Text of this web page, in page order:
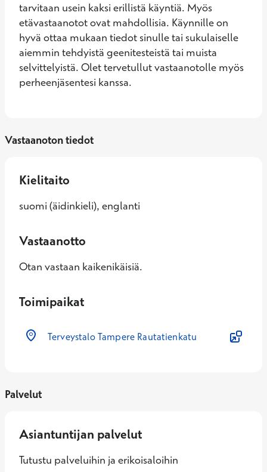
tarvitaan usein kaksi erillistä käyntiä. Myös
etävastaanotot ovat mahdollisia. Käynnille on
hyvä ottaa mukaan tiedot sinulle tai sukulaiselle
aiemmin tehdyistä geenitesteistä tai muista
selvittelyistä. Olet tervetullut vastaanotolle myös
perheenjäsentesi kanssa.
Vastaanoton tiedot
Kielitaito
suomi (äidinkieli), englanti
Vastaanotto
Otan vastaan kaikenikäisiä.
Toimipaikat
Terveystalo Tampere Rautatienkatu
Palvelut
Asiantuntijan palvelut
Tutustu palveluihin ja erikoisaloihin